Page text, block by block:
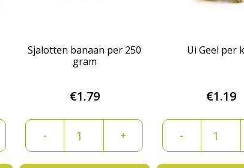
Sjalotten banaan per 250
gram
€1.79
-
banaan
per
+
Ui Geel per
€1.19
-
Geel
per